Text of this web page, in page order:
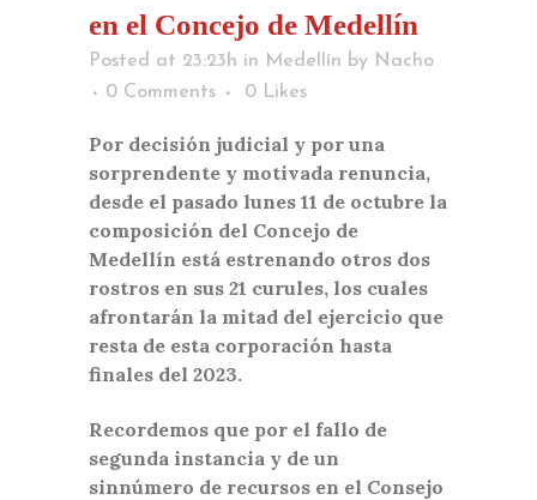
en el Concejo de Medellín
Posted at 23:23h in Medellín by Nacho
0 Comments
0 Likes
Por decisión judicial y por una
sorprendente y motivada renuncia,
desde el pasado lunes 11 de octubre la
composición del Concejo de
Medellín está estrenando otros dos
rostros en sus 21 curules, los cuales
afrontarán la mitad del ejercicio que
resta de esta corporación hasta
finales del 2023.
Recordemos que por el fallo de
segunda instancia y de un
sinnúmero de recursos en el Consejo